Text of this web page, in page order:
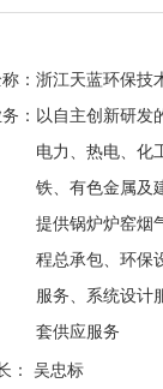
： 浙江天蓝环保技
： 以自主创新研发
电力、热电、化
铁、有色金属及
提供锅炉炉窑烟
程总承包、环保
服务、系统设计
套供应服务
： 吴忠标